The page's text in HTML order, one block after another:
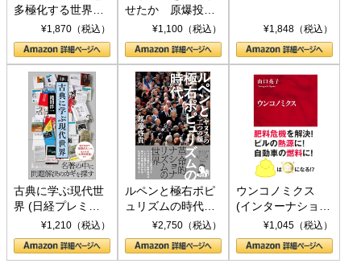
多極化する世界：
トランプとBRICS
の挑戦
¥1,870（税込）
せたか 原爆投
下、ソ連参戦、そ
して聖断 (PHP新
書)
¥1,100（税込） ¥1,848（税込）
古典に学ぶ現代世
界 (日経プレミア
シリーズ)¥1,210（税込）
ルペンと極右ポピ
ュリズムの時代：
〈ヤヌス〉の二つ
の顔
¥2,750（税込）
ウンコノミクス
(インターナショナ
ル新書)¥1,045（税込）